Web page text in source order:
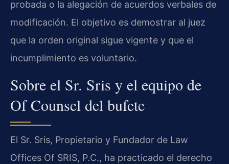
probada o la alegación de acuerdos verbales de
modificación. El objetivo es demostrar al juez
que la orden original sigue vigente y que el
incumplimiento es voluntario.
Sobre el Sr. Sris y el equipo de
Of Counsel del bufete
El Sr. Sris, Propietario y Fundador de Law
Offices Of SRIS, P.C., ha practicado el derecho